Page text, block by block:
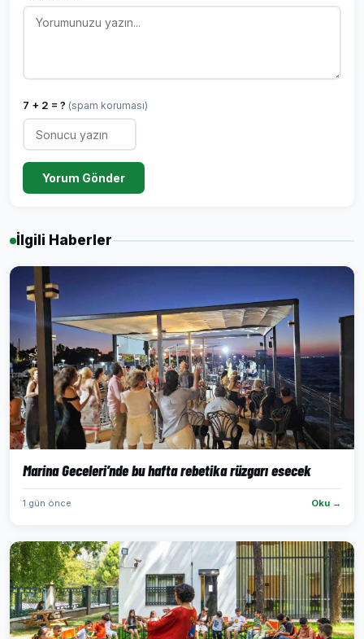
7 + 2 = ? (spam koruması)
Yorum Gönder
İlgili Haberler
Marina Geceleri’nde bu hafta rebetika rüzgarı esecek
1 gün önce Oku →